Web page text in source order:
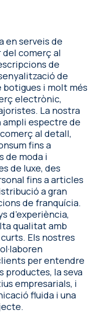
en serveis de
comerç al
de
de
i molt més
electrònic,
La nostra
espectre de
al detall,
fins a
de moda i
de luxe, des
fins a articles
a gran
de franquícia.
d’experiència,
qualitat amb
Els nostres
per entendre
productes, la seva
empresarials, i
fluida i una